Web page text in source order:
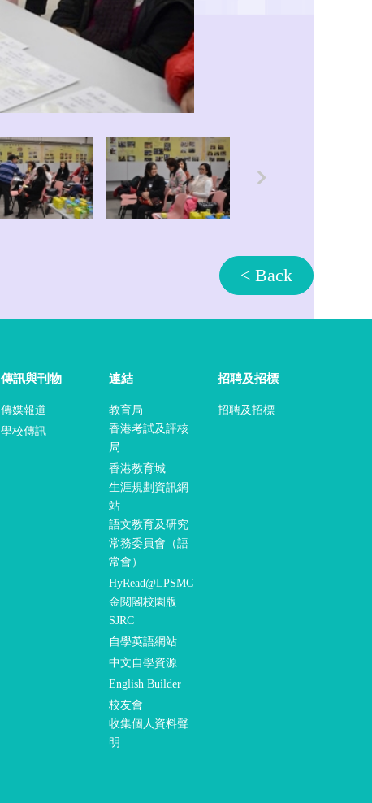
< Back
傳訊與刊物
傳媒報道
學校傳訊
連結
教育局
香港考試及評核
局
香港教育城
生涯規劃資訊網
站
語文教育及研究
常務委員會（語
常會）
HyRead@LPSMC
金閱閣校園版
SJRC
自學英語網站
中文自學資源
English Builder
校友會
收集個人資料聲
明
招聘及招標
招聘及招標